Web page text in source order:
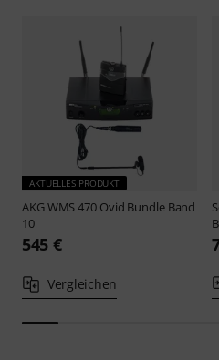
AKTUELLES PRODUKT
AKGWMS 470 Ovid Bundle Band
10
545 €
Vergleichen